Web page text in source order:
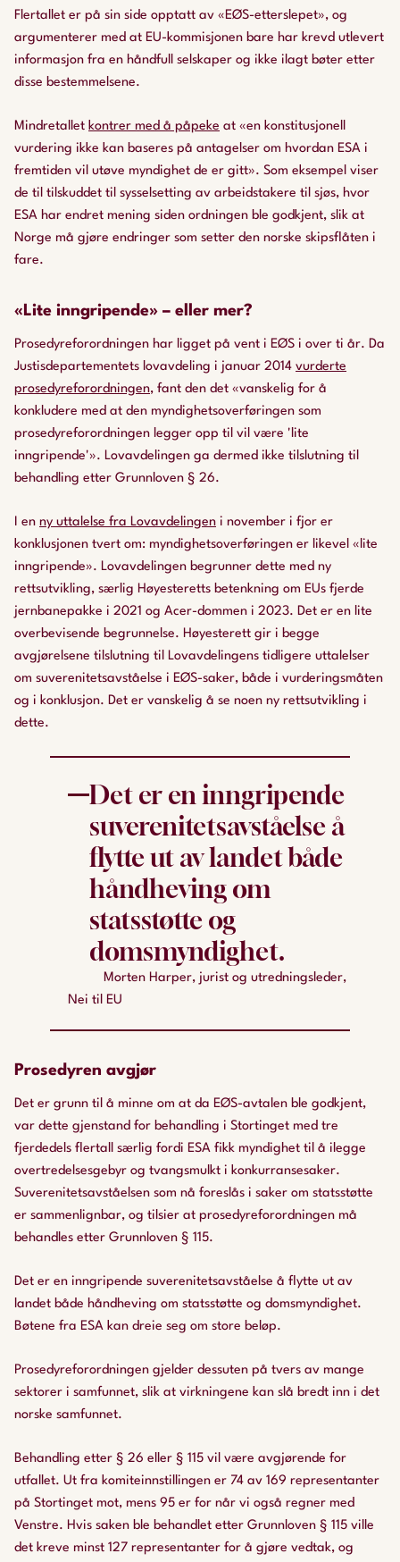
Flertallet er på sin side opptatt av «EØS-etterslepet», og
argumenterer med at EU-kommisjonen bare har krevd utlevert
informasjon fra en håndfull selskaper og ikke ilagt bøter etter
disse bestemmelsene.
Mindretallet kontrer med å påpeke at «en konstitusjonell
vurdering ikke kan baseres på antagelser om hvordan ESA i
fremtiden vil utøve myndighet de er gitt». Som eksempel viser
de til tilskuddet til sysselsetting av arbeidstakere til sjøs, hvor
ESA har endret mening siden ordningen ble godkjent, slik at
Norge må gjøre endringer som setter den norske skipsflåten i
fare.
«Lite inngripende» – eller mer?
Prosedyreforordningen har ligget på vent i EØS i over ti år. Da
Justisdepartementets lovavdeling i januar 2014 vurderte
prosedyreforordningen, fant den det «vanskelig for å
konkludere med at den myndighetsoverføringen som
prosedyreforordningen legger opp til vil være 'lite
inngripende'». Lovavdelingen ga dermed ikke tilslutning til
behandling etter Grunnloven § 26.
I en ny uttalelse fra Lovavdelingen i november i fjor er
konklusjonen tvert om: myndighetsoverføringen er likevel «lite
inngripende». Lovavdelingen begrunner dette med ny
rettsutvikling, særlig Høyesteretts betenkning om EUs fjerde
jernbanepakke i 2021 og Acer-dommen i 2023. Det er en lite
overbevisende begrunnelse. Høyesterett gir i begge
avgjørelsene tilslutning til Lovavdelingens tidligere uttalelser
om suverenitetsavståelse i EØS-saker, både i vurderingsmåten
og i konklusjon. Det er vanskelig å se noen ny rettsutvikling i
dette.
Det er en inngripende
suverenitetsavståelse å
flytte ut av landet både
håndheving om
statsstøtte og
domsmyndighet.
Morten Harper, jurist og utredningsleder,
Nei til EU
Prosedyren avgjør
Det er grunn til å minne om at da EØS-avtalen ble godkjent,
var dette gjenstand for behandling i Stortinget med tre
fjerdedels flertall særlig fordi ESA fikk myndighet til å ilegge
overtredelsesgebyr og tvangsmulkt i konkurransesaker.
Suverenitetsavståelsen som nå foreslås i saker om statsstøtte
er sammenlignbar, og tilsier at prosedyreforordningen må
behandles etter Grunnloven § 115.
Det er en inngripende suverenitetsavståelse å flytte ut av
landet både håndheving om statsstøtte og domsmyndighet.
Bøtene fra ESA kan dreie seg om store beløp.
Prosedyreforordningen gjelder dessuten på tvers av mange
sektorer i samfunnet, slik at virkningene kan slå bredt inn i det
norske samfunnet.
Behandling etter § 26 eller § 115 vil være avgjørende for
utfallet. Ut fra komiteinnstillingen er 74 av 169 representanter
på Stortinget mot, mens 95 er for når vi også regner med
Venstre. Hvis saken ble behandlet etter Grunnloven § 115 ville
det kreve minst 127 representanter for å gjøre vedtak, og